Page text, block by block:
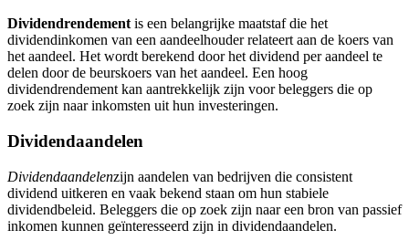
Dividendrendement is een belangrijke maatstaf die het
dividendinkomen van een aandeelhouder relateert aan de koers van
het aandeel. Het wordt berekend door het dividend per aandeel te
delen door de beurskoers van het aandeel. Een hoog
dividendrendement kan aantrekkelijk zijn voor beleggers die op
zoek zijn naar inkomsten uit hun investeringen.
Dividendaandelen
Dividendaandelenzijn aandelen van bedrijven die consistent
dividend uitkeren en vaak bekend staan om hun stabiele
dividendbeleid. Beleggers die op zoek zijn naar een bron van passief
inkomen kunnen geïnteresseerd zijn in dividendaandelen.